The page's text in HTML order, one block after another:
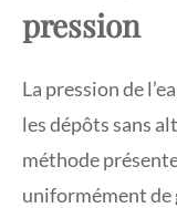
pression
La pression de
les dépôts sans
méthode
uniformément de